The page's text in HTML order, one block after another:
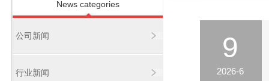
News categories
公司新闻
行业新闻
9
2026-6